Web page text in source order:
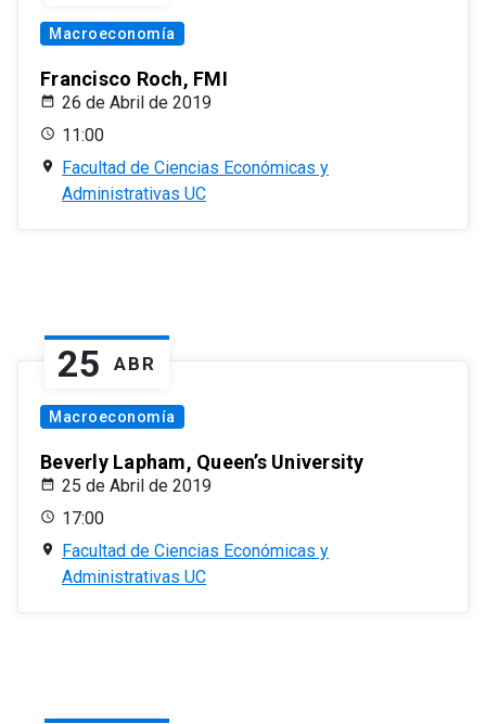
Macroeconomía
Francisco Roch, FMI
26 de Abril de 2019
11:00
Facultad de Ciencias Económicas y
Administrativas UC
25 ABR
Macroeconomía
Beverly Lapham, Queen’s University
25 de Abril de 2019
17:00
Facultad de Ciencias Económicas y
Administrativas UC